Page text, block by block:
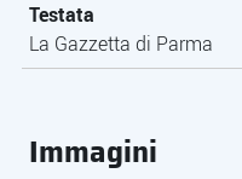
Testata
La Gazzetta di Parma
Immagini